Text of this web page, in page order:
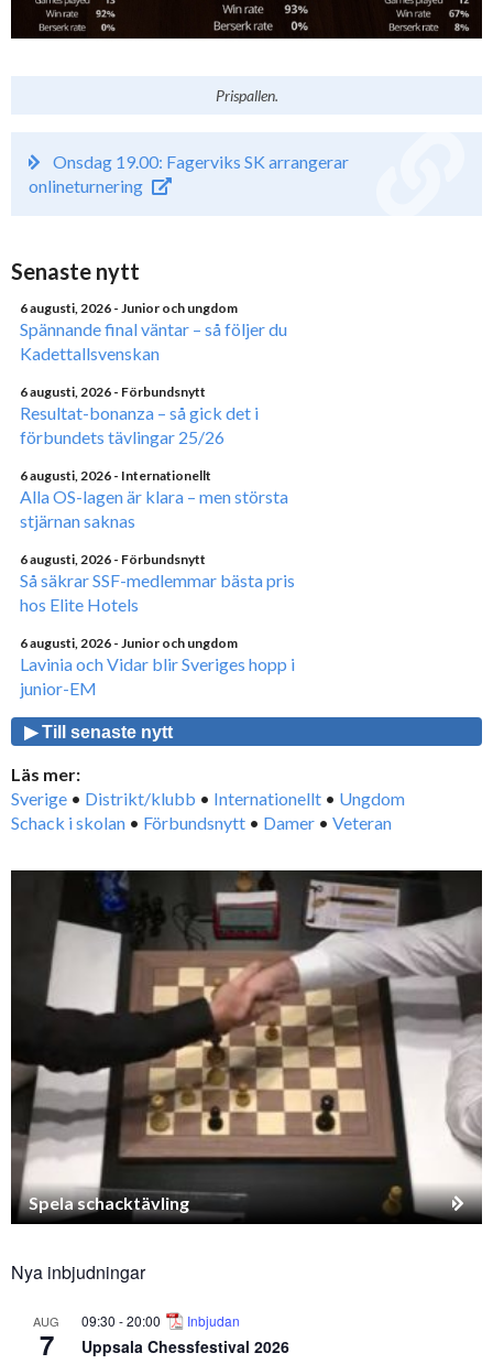
Prispallen.
Onsdag 19.00: Fagerviks SK arrangerar
onlineturnering
Senaste nytt
6 augusti, 2026 - Junior och ungdom
Spännande final väntar – så följer du
Kadettallsvenskan
6 augusti, 2026 - Förbundsnytt
Resultat-bonanza – så gick det i
förbundets tävlingar 25/26
6 augusti, 2026 - Internationellt
Alla OS-lagen är klara – men största
stjärnan saknas
6 augusti, 2026 - Förbundsnytt
Så säkrar SSF-medlemmar bästa pris
hos Elite Hotels
6 augusti, 2026 - Junior och ungdom
Lavinia och Vidar blir Sveriges hopp i
junior-EM
▶ Till senaste nytt
Läs mer:
Sverige • Distrikt/klubb • Internationellt • Ungdom
Schack i skolan • Förbundsnytt • Damer • Veteran
Spela schacktävling
Nya inbjudningar
AUG
7
09:30 -20:00 Inbjudan
Uppsala Chessfestival 2026